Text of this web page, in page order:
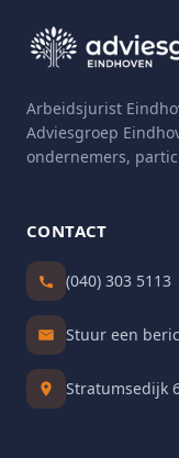
Arbeidsjurist
Adviesgroep
ondernemers,
CONTACT
(040) 303 5113
Stuur een
Stratumsedijk